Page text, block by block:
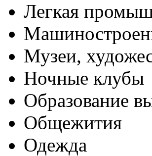
Легкая
Музеи,
Ночные клубы
Образование
Общежития
Одежда